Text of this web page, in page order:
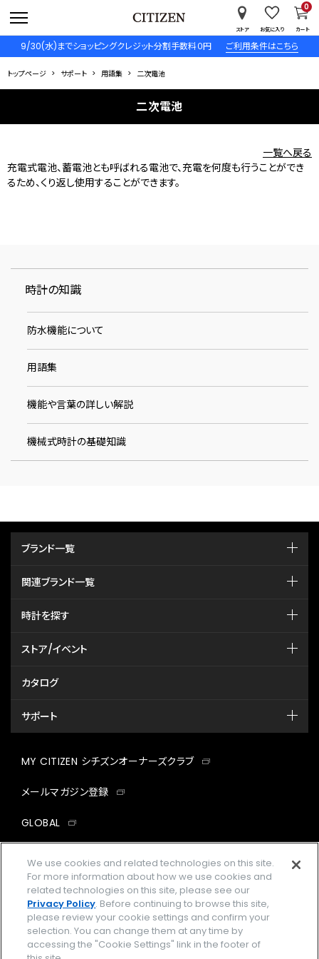
9/30(水)までショッピングクレジット分割手数料０円 ご利用条件はこちら
ストア お気に入り カート
0
トップページ サポート 用語集 二次電池
二次電池
一覧へ戻る
充電式電池、蓄電池とも呼ばれる電池で、充電を何度も行うことができ
るため、くり返し使用することができます。
時計の知識
防水機能について
用語集
機能や言葉の詳しい解説
機械式時計の基礎知識
ブランド一覧
関連ブランド一覧
時計を探す
ストア/イベント
カタログ
サポート
MY CITIZEN シチズンオーナーズクラブ
メールマガジン登録
GLOBAL
facebookinstagramtwitter
企業情報 ご利用規約
プライバシーポリシー Cookies Settings
We use cookies and related technologies on this site.
For more information about how we use cookies and
related technologies on this site, please see our
Privacy Policy. Before continuing to browse this site,
please review your cookie settings and confirm your
selection. You can change them at any time by
accessing the "Cookie Settings" link in the footer of